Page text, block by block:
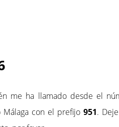
me ha llamado desde el
Málaga con el prefijo951.